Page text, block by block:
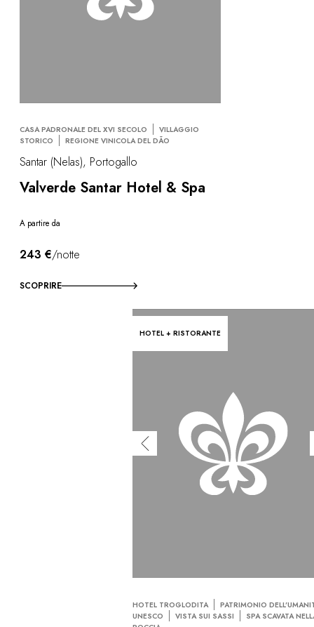
CASA PADRONALE DEL XVI SECOLO
VILLAGGIO
STORICO
REGIONE VINICOLA DEL DÃO
Santar (Nelas), Portogallo
Valverde Santar Hotel & Spa
A partire da
243 €/notte
SCOPRIRE
HOTEL + RISTORANTE
HOTEL TROGLODITA
PATRIMONIO
UNESCO
VISTA SUI SASSI
SPA SCAVATA